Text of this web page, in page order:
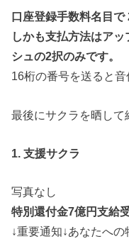
口座登録手数料名目で
しかも支払方法はア
シュの2択のみです。
16桁の番号を送ると音
最後にサクラを晒して
1. 支援サクラ
写真なし
特別還付金7億円支給
↓重要通知↓あなたへ